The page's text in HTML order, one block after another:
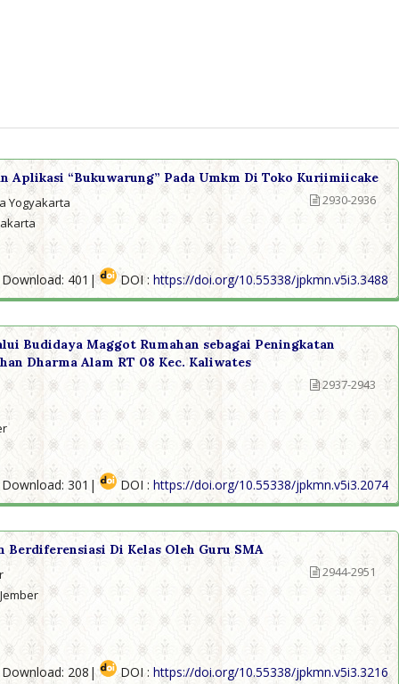
Aplikasi “Bukuwarung” Pada Umkm Di Toko Kuriimiicake
Yogyakarta
2930-2936
Download: 401| DOI : https://doi.org/10.55338/jpkmn.v5i3.3488
Budidaya Maggot Rumahan sebagai Peningkatan
Dharma Alam RT 08 Kec. Kaliwates
2937-2943
Download: 301| DOI : https://doi.org/10.55338/jpkmn.v5i3.2074
Di Kelas Oleh Guru SMA
2944-2951
Download: 208| DOI : https://doi.org/10.55338/jpkmn.v5i3.3216